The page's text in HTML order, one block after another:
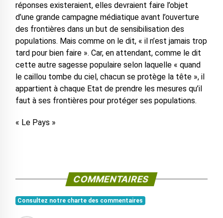
réponses existeraient, elles devraient faire l’objet
d’une grande campagne médiatique avant l’ouverture
des frontières dans un but de sensibilisation des
populations. Mais comme on le dit, « il n’est jamais trop
tard pour bien faire ». Car, en attendant, comme le dit
cette autre sagesse populaire selon laquelle « quand
le caillou tombe du ciel, chacun se protège la tête », il
appartient à chaque Etat de prendre les mesures qu’il
faut à ses frontières pour protéger ses populations.
« Le Pays »
COMMENTAIRES
Consultez notre charte des commentaires